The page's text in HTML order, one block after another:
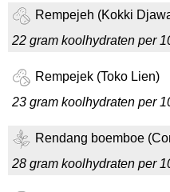
Rempejeh (Kokki
22 gram koolhydraten per
Rempejek (Toko Lien)
23 gram koolhydraten per
Rendang boemboe
28 gram koolhydraten per